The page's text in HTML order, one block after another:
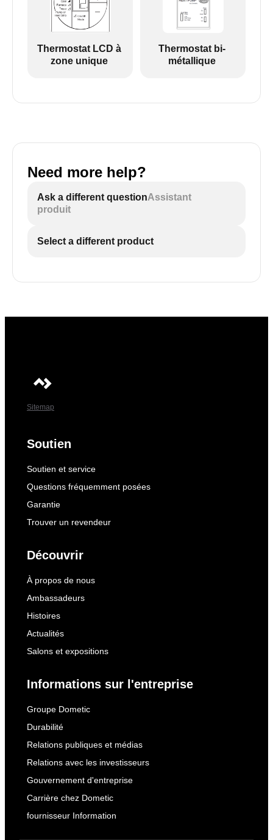
Thermostat LCD à
zone unique
Thermostat bi-
métallique
Need more help?
Ask a different questionAssistant
produit
Select a different product
Sitemap
Soutien
Soutien et service
Questions fréquemment posées
Garantie
Trouver un revendeur
Découvrir
À propos de nous
Ambassadeurs
Histoires
Actualités
Salons et expositions
Informations sur l'entreprise
Groupe Dometic
Durabilité
Relations publiques et médias
Relations avec les investisseurs
Gouvernement d'entreprise
Carrière chez Dometic
fournisseur Information